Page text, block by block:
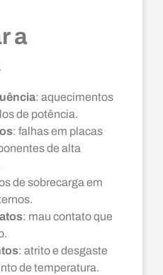
a
: aquecimentos
de potência.
: falhas em placas
de alta
de sobrecarga em
: mau contato que
: atrito e desgaste
de temperatura.